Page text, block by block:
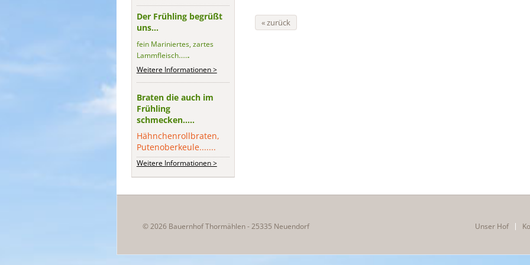
« zurück
Der Frühling begrüßt
uns...
fein Mariniertes, zartes
Lammfleisch......
Weitere Informationen >
Braten die auch im
Frühling
schmecken.....
Hähnchenrollbraten,
Putenoberkeule.......
Weitere Informationen >
© 2026 Bauernhof Thormählen - 25335 Neuendorf Unser Hof